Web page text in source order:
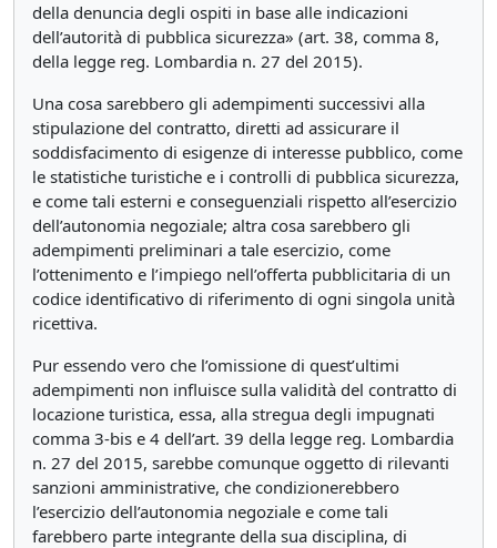
della denuncia degli ospiti in base alle indicazioni
dell’autorità di pubblica sicurezza» (art. 38, comma 8,
della legge reg. Lombardia n. 27 del 2015).
Una cosa sarebbero gli adempimenti successivi alla
stipulazione del contratto, diretti ad assicurare il
soddisfacimento di esigenze di interesse pubblico, come
le statistiche turistiche e i controlli di pubblica sicurezza,
e come tali esterni e conseguenziali rispetto all’esercizio
dell’autonomia negoziale; altra cosa sarebbero gli
adempimenti preliminari a tale esercizio, come
l’ottenimento e l’impiego nell’offerta pubblicitaria di un
codice identificativo di riferimento di ogni singola unità
ricettiva.
Pur essendo vero che l’omissione di quest’ultimi
adempimenti non influisce sulla validità del contratto di
locazione turistica, essa, alla stregua degli impugnati
comma 3-bis e 4 dell’art. 39 della legge reg. Lombardia
n. 27 del 2015, sarebbe comunque oggetto di rilevanti
sanzioni amministrative, che condizionerebbero
l’esercizio dell’autonomia negoziale e come tali
farebbero parte integrante della sua disciplina, di